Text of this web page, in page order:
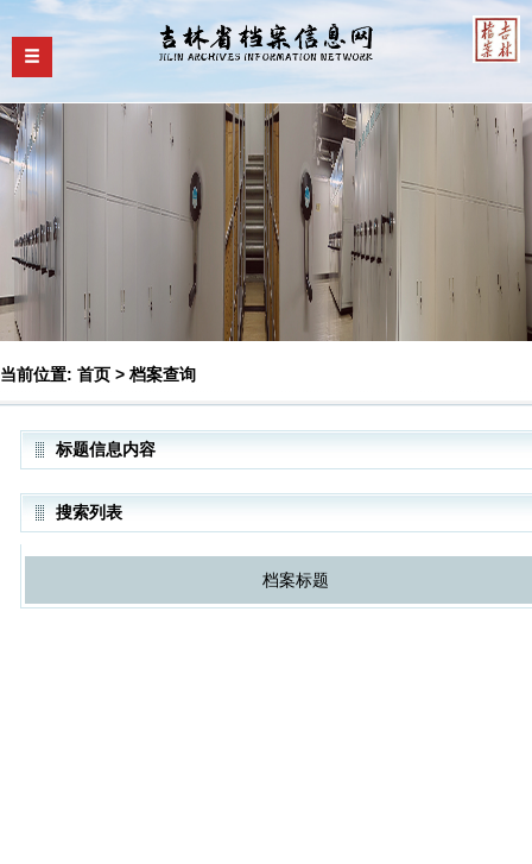
当前位置: 首页 > 档案查询
标题信息内容
搜索列表
档案标题